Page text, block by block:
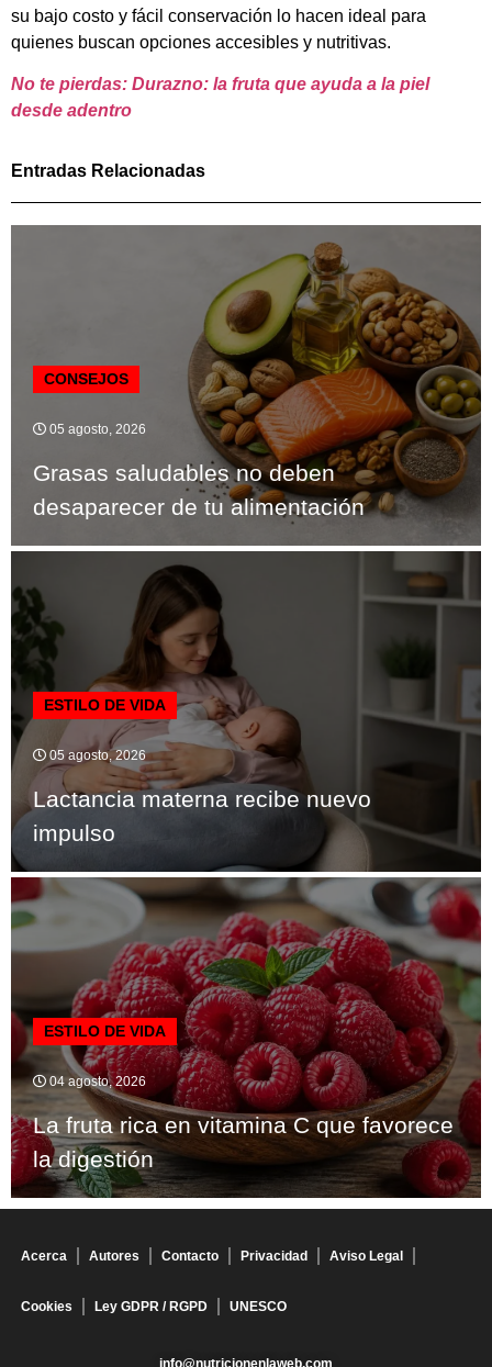
su bajo costo y fácil conservación lo hacen ideal para
quienes buscan opciones accesibles y nutritivas.
No te pierdas: Durazno: la fruta que ayuda a la piel
desde adentro
Entradas Relacionadas
CONSEJOS
05 agosto, 2026
Grasas saludables no deben
desaparecer de tu alimentación
ESTILO DE VIDA
05 agosto, 2026
Lactancia materna recibe nuevo
impulso
ESTILO DE VIDA
04 agosto, 2026
La fruta rica en vitamina C que favorece
la digestión
Acerca Autores Contacto Privacidad Aviso Legal
Cookies Ley GDPR / RGPD UNESCO
info@nutricionenlaweb.com